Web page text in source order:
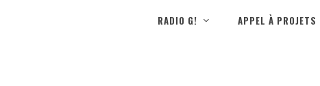
RADIO G! APPEL À PROJETS